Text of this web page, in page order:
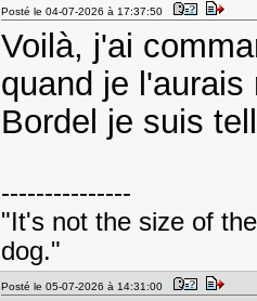
Posté le 04-07-2026 à 17:37:50
Voilà, j'ai
quand je
Bordel je suis
---------------
"It's not the size of
dog."
Posté le 05-07-2026 à 14:31:00